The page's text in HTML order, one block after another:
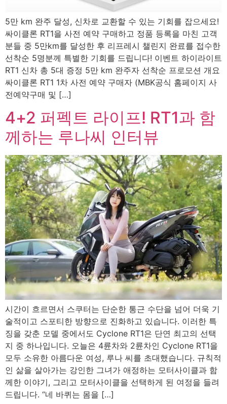
5만 km 완주 달성, 신차로 교환할 수 있는 기회를 잡으세요!
싸이클론 RT1을 사전 예약 구매하고 정품 등록을 마친 고객
분들 중 5만km를 달성한 후 리프레시 챌린지 완료를 접수한
선착순 5명분께 특별한 기회를 드립니다! 이벤트 하이라이트
RT1 신차 총 5대 증정 5만 km 완주자 선착순 프로모션 개요
싸이클론 RT1 1차 사전 예약 구매자 (MBK공식 홈페이지 사
전예약구매 및 […]
4+2 퍼펙트 라이프! RT1과 함
께하는 루나씨 인터뷰
시간이 흐르면서 스쿠터는 단순한 통근 수단을 넘어 더욱 기
술적이고 스포티한 방향으로 진화하고 있습니다. 이러한 특
징을 갖춘 모델 중에서도 Cyclone RT1은 단연 최고의 선택
지 중 하나입니다. 오늘은 4륜차와 2륜차인 Cyclone RT1을
모두 소유한 아름다운 여성, 루나 씨를 초대했습니다. 규칙적
인 삶을 살아가는 강인한 그녀가 애정하는 모터사이클과 함
께한 이야기, 그리고 모터사이클을 선택하게 된 여정을 들려
드립니다. “네 바퀴는 몸을 […]